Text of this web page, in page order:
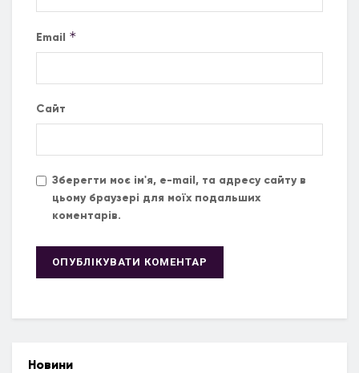
Email *
Сайт
Зберегти моє ім'я, e-mail, та адресу сайту в
цьому браузері для моїх подальших
коментарів.
Новини